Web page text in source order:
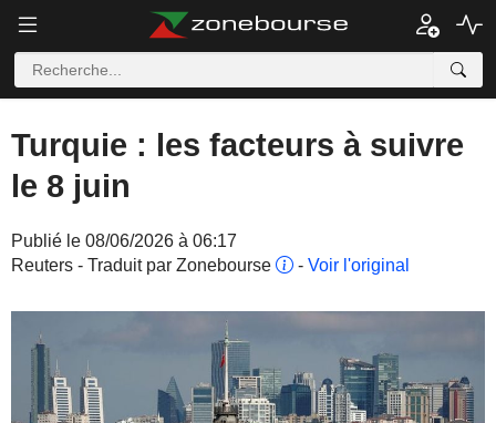
Turquie : les facteurs à suivre
le 8 juin
Publié le 08/06/2026 à 06:17
Reuters - Traduit par Zonebourse
- Voir l'original